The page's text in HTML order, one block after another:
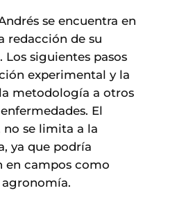
se encuentra en
redacción de su
Los siguientes pasos
experimental y la
metodología a otros
El
no se limita a la
ya que podría
en campos como